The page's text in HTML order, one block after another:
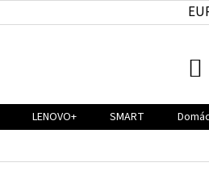
LENOVO+ SMART